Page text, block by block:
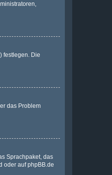
festlegen. Die
das Problem
Sprachpaket, das
oder aufphpBB.de